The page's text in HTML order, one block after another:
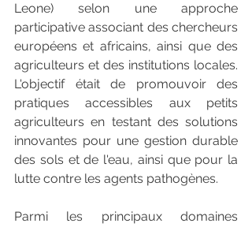
Leone) selon une approche
participative associant des chercheurs
européens et africains, ainsi que des
agriculteurs et des institutions locales.
L'objectif était de promouvoir des
pratiques accessibles aux petits
agriculteurs en testant des solutions
innovantes pour une gestion durable
des sols et de l'eau, ainsi que pour la
lutte contre les agents pathogènes.
Parmi les principaux domaines